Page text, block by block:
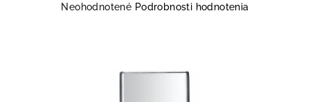
Priemerné hodnotenie produktu je 0,0 z 5
Neohodnotené Podrobnosti hodnotenia